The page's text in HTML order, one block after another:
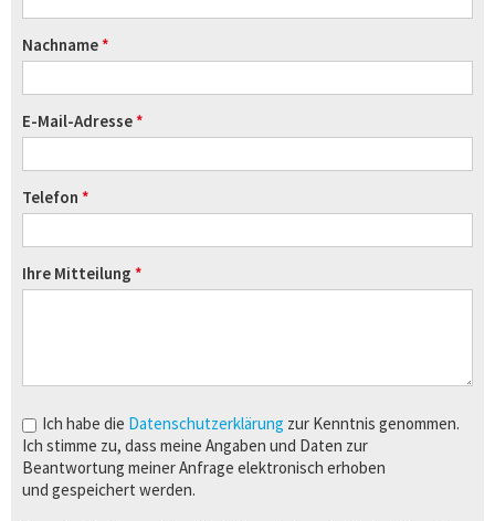
Nachname
E-Mail-Adresse
Telefon
Ihre Mitteilung
Ich habe die Datenschutzerklärung zur Kenntnis genommen.
Ich stimme zu, dass meine Angaben und Daten zur
Beantwortung meiner Anfrage elektronisch erhoben
und gespeichert werden.